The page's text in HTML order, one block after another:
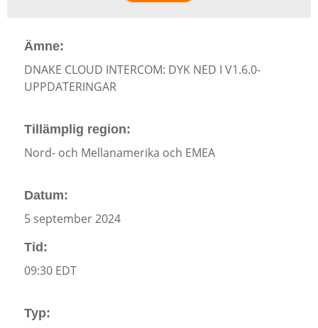
Ämne:
DNAKE CLOUD INTERCOM: DYK NED I V1.6.0-
UPPDATERINGAR
Tillämplig region:
Nord- och Mellanamerika och EMEA
Datum:
5 september 2024
Tid:
09:30 EDT
Typ: